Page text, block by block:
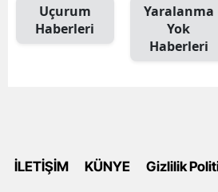
Uçurum
Haberleri
Yaralanma
Yok
Haberleri
İLETİŞİM KÜNYE Gizlilik